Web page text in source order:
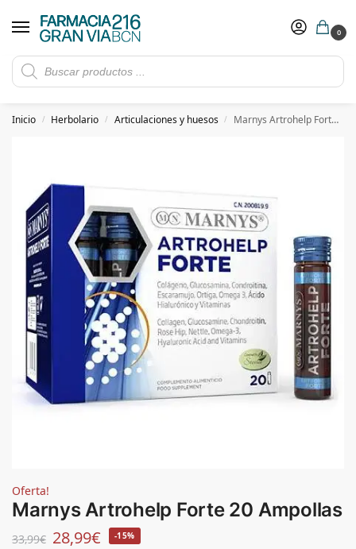
0
Rebajas de verano hasta -30%
​ 5€ de descuento con el cupón 5GRANVIA (compras superiores a 150€)
Inicio / Herbolario / Articulaciones y huesos / Marnys Artrohelp Forte 20 Ampollas
Oferta!
Marnys Artrohelp Forte 20 Ampollas
33,99€ 28,99€ -15%